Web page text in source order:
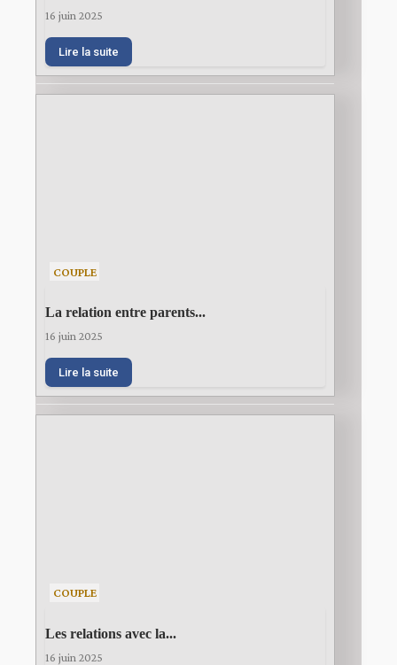
16 juin 2025
Lire la suite
COUPLE
La relation entre parents...
16 juin 2025
Lire la suite
COUPLE
Les relations avec la...
16 juin 2025